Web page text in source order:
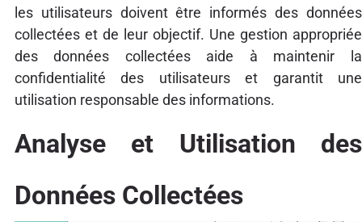
les utilisateurs doivent être informés des données
collectées et de leur objectif. Une gestion appropriée
des données collectées aide à maintenir la
confidentialité des utilisateurs et garantit une
utilisation responsable des informations.
Analyse et Utilisation des
Données Collectées